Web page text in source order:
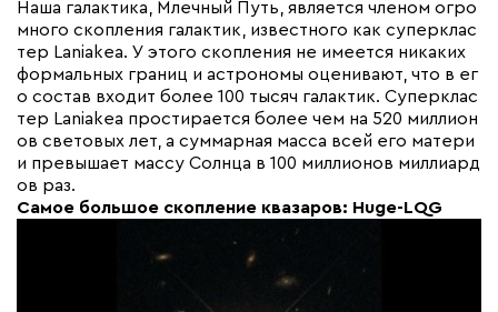
Наша галактика, Млечный Путь, является членом огро
много скопления галактик, известного как суперклас
тер Laniakea. У этого скопления не имеется никаких
формальных границ и астрономы оценивают, что в ег
о состав входит более 100 тысяч галактик. Суперклас
тер Laniakea простирается более чем на 520 миллион
ов световых лет, а суммарная масса всей его матери
и превышает массу Солнца в 100 миллионов миллиард
ов раз.
Самое большое скопление квазаров: Huge-LQG